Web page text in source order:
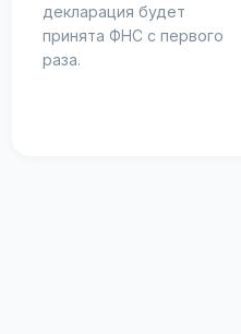
декларация будет
принята ФНС с первого
раза.